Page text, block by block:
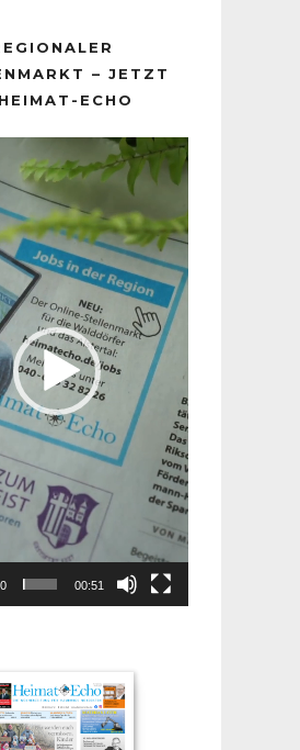
– JETZT
ECHO
Player
00:51